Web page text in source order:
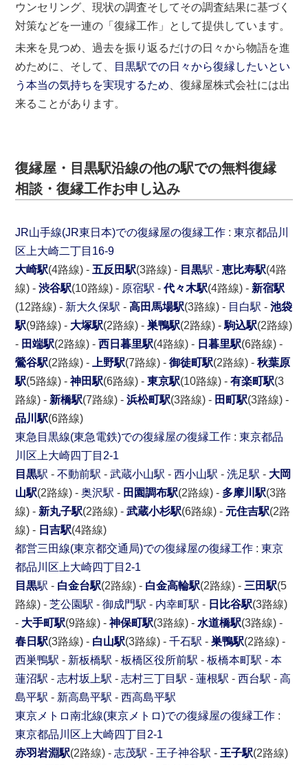
ウンセリング、現状の調査そしてその調査結果に基づく
対策などを一連の「復縁工作」として提供しています。
未来を見つめ、過去を振り返るだけの日々から物語を進
めために、そして、
目黒駅での日々から復縁したいとい
う本当の気持ちを実現するため 、復縁屋株式会社には出
来ることがあります。
復縁屋・目黒駅沿線の他の駅での無料復縁
相談・復縁工作お申し込み
JR山手線(JR東日本)での復縁屋の復縁工作 :東京都品川
区 上大崎二丁目16-9
大崎駅(4路線) - 五反田駅(3路線) - 目黒駅 -恵比寿駅(4路
線) -渋谷駅(10路線) - 原宿駅 -代々木駅(4路線) - 新宿駅
(12路線) - 新大久保駅 -高田馬場駅(3路線) - 目白駅 -池袋
駅(9路線) - 大塚駅(2路線) -巣鴨駅(2路線) -駒込駅(2路線)
- 田端駅(2路線) -西日暮里駅(4路線) - 日暮里駅(6路線) -
鶯谷駅(2路線) - 上野駅(7路線) -御徒町駅(2路線) -秋葉原
駅(5路線) -神田駅(6路線) -東京駅(10路線) -有楽町駅(3
路線) - 新橋駅(7路線) -浜松町駅(3路線) - 田町駅(3路線) -
品川駅(6路線)
東急目黒線(東急電鉄)での復縁屋の復縁工作 :東京都品
川区 上大崎四丁目2-1
目黒駅 -不動前駅 -武蔵小山駅 -西小山駅 -洗足駅 - 大岡
山駅(2路線) -奥沢駅 - 田園調布駅(2路線) - 多摩川駅(3路
線) - 新丸子駅(2路線) -武蔵小杉駅(6路線) - 元住吉駅(2路
線) - 日吉駅(4路線)
都営三田線(東京都交通局)での復縁屋の復縁工作 :東京
都品川区 上大崎四丁目2-1
目黒駅 - 白金台駅(2路線) - 白金高輪駅(2路線) - 三田駅(5
路線) -芝公園駅 -御成門駅 - 内幸町駅 - 日比谷駅(3路線)
- 大手町駅(9路線) -神保町駅(3路線) - 水道橋駅(3路線) -
春日駅(3路線) - 白山駅(3路線) -千石駅 -巣鴨駅(2路線) -
西巣鴨駅 - 新板橋駅 -板橋区役所前駅 -板橋本町駅 -本
蓮沼駅 -志村坂上駅 -志村三丁目駅 -蓮根駅 -西台駅 -高
島平駅 - 新高島平駅 -西高島平駅
東京メトロ南北線(東京メトロ)での復縁屋の復縁工作 :
東京都品川区 上大崎四丁目2-1
赤羽岩淵駅(2路線) -志茂駅 - 王子神谷駅 - 王子駅(2路線)